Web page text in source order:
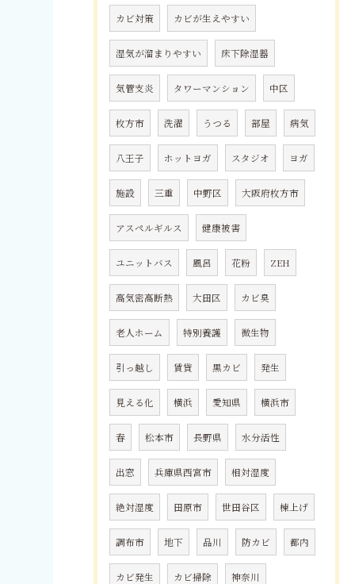
カビ対策 カビが生えやすい
湿気が溜まりやすい 床下除湿器
気管支炎 タワーマンション 中区
枚方市 洗濯 うつる 部屋 病気
八王子 ホットヨガ スタジオ ヨガ
施設 三重 中野区 大阪府枚方市
アスペルギルス 健康被害
ユニットバス 風呂 花粉 ZEH
高気密高断熱 大田区 カビ臭
老人ホーム 特別養護 微生物
引っ越し 賃貸 黒カビ 発生
見える化 横浜 愛知県 横浜市
春 松本市 長野県 水分活性
出窓 兵庫県西宮市 相対湿度
絶対湿度 田原市 世田谷区 棟上げ
調布市 地下 品川 防カビ 都内
カビ発生 カビ掃除 神奈川